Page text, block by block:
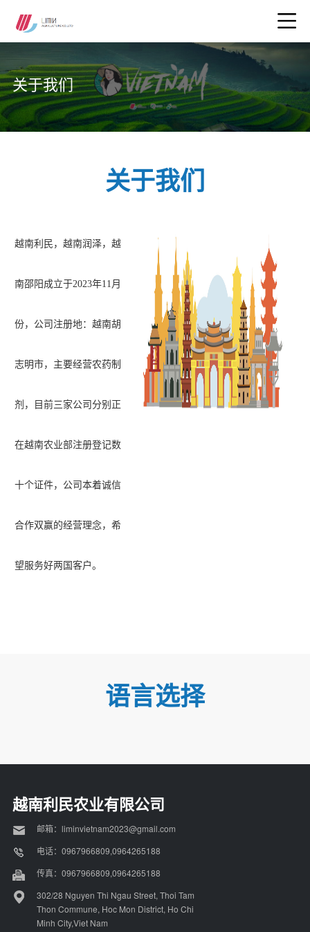
关于我们
关于我们
越南利民，越南润泽，越
南邵阳成立于2023年11月
份，公司注册地：越南胡
志明市，主要经营农药制
剂，目前三家公司分别正
在越南农业部注册登记数
十个证件，公司本着诚信
合作双赢的经营理念，希
望服务好两国客户。
语言选择
越南利民农业有限公司
邮箱：liminvietnam2023@gmail.com
电话：0967966809,0964265188
传真：0967966809,0964265188
302/28 Nguyen Thi Ngau Street, Thoi Tam
Thon Commune, Hoc Mon District, Ho Chi
Minh City,Viet Nam